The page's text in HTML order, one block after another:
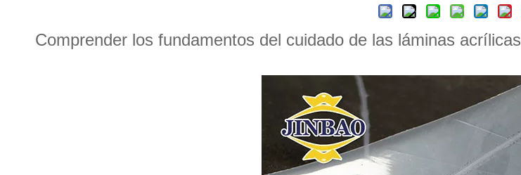
Comprender los fundamentos del cuidado de las láminas acrílicas